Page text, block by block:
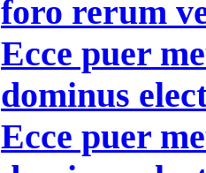
foro rerum
Ecce puer
dominus
Ecce puer